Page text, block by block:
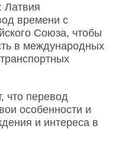
Латвия
времени с
Союза, чтобы
в международных
что перевод
особенности и
и интереса в